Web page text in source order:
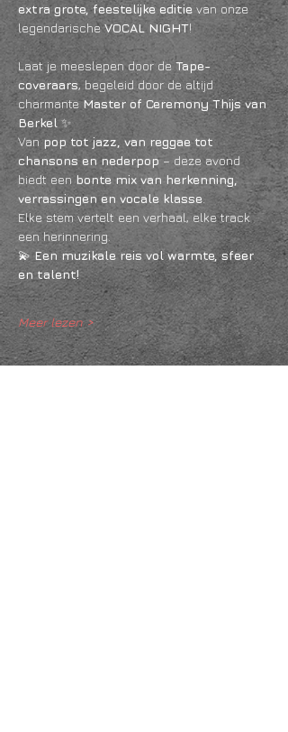
extra grote, feestelijke editie van onze
legendarische VOCAL NIGHT!
Laat je meeslepen door de Tape-
coveraars, begeleid door de altijd
charmante Master of Ceremony Thijs van
Berkel ✨
Van pop tot jazz, van reggae tot
chansons en nederpop – deze avond
biedt een bonte mix van herkenning,
verrassingen en vocale klasse
Elke stem vertelt een verhaal, elke track
een herinnering.
💫 Een muzikale reis vol warmte, sfeer
en talent!
Meer lezen >